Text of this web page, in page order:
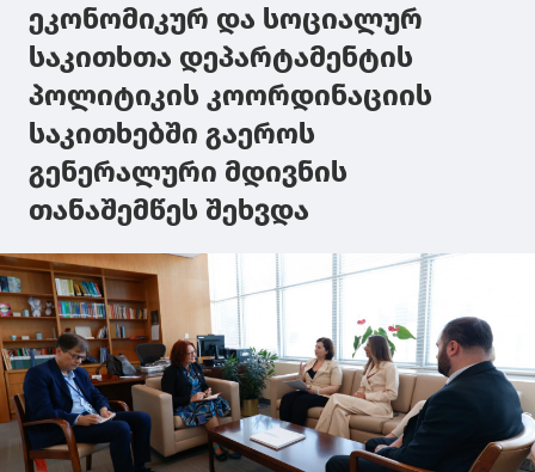
ეკონომიკურ და სოციალურ
საკითხთა დეპარტამენტის
პოლიტიკის კოორდინაციის
საკითხებში გაეროს
გენერალური მდივნის
თანაშემწეს შეხვდა